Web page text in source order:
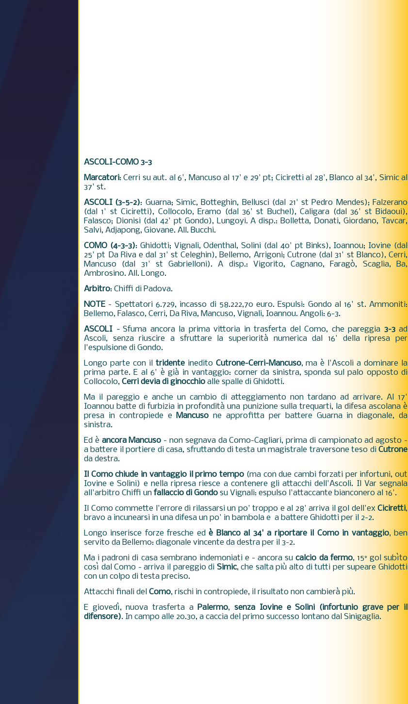
ASCOLI-COMO 3-3
Marcatori: Cerri su aut. al 6', Mancuso al 17' e 29' pt; Ciciretti al 28', Blanco al 34', Simic al
37' st.
ASCOLI (3-5-2): Guarna; Simic, Botteghin, Bellusci (dal 21' st Pedro Mendes); Falzerano
(dal 1' st Ciciretti), Collocolo, Eramo (dal 36' st Buchel), Caligara (dal 36' st Bidaoui),
Falasco; Dionisi (dal 42' pt Gondo), Lungoyi. A disp.: Bolletta, Donati, Giordano, Tavcar,
Salvi, Adjapong, Giovane. All. Bucchi.
COMO (4-3-3): Ghidotti; Vignali, Odenthal, Solini (dal 40' pt Binks), Ioannou; Iovine (dal
25' pt Da Riva e dal 31' st Celeghin), Bellemo, Arrigoni; Cutrone (dal 31' st Blanco), Cerri,
Mancuso (dal 31' st Gabrielloni). A disp.: Vigorito, Cagnano, Faragò, Scaglia, Ba,
Ambrosino. All. Longo.
Arbitro: Chiffi di Padova.
NOTE - Spettatori 6.729, incasso di 58.222,70 euro. Espulsi: Gondo al 16' st. Ammoniti:
Bellemo, Falasco, Cerri, Da Riva, Mancuso, Vignali, Ioannou. Angoli: 6-3.
ASCOLI- Sfuma ancora la prima vittoria in trasferta del Como, che pareggia 3-3ad
Ascoli, senza riuscire a sfruttare la superiorità numerica dal 16' della ripresa per
l'espulsione di Gondo.
Longo parte con il tridenteinedito Cutrone-Cerri-Mancuso, ma è l'Ascoli a dominare la
prima parte. E al 6' è già in vantaggio: corner da sinistra, sponda sul palo opposto di
Collocolo, Cerri devia di ginocchio alle spalle di Ghidotti.
Ma il pareggio e anche un cambio di atteggiamento non tardano ad arrivare. Al 17'
Ioannou batte di furbizia in profondità una punizione sulla trequarti, la difesa ascolana è
presa in contropiede eMancuso ne approfitta per battere Guarna in diagonale, da
sinistra.
Ed è ancora Mancuso - non segnava da Como-Cagliari, prima di campionato ad agosto -
a battere il portiere di casa, sfruttando di testa un magistrale traversone teso di Cutrone
da destra.
Il Como chiude in vantaggio il primo tempo (ma con due cambi forzati per infortuni, out
Iovine e Solini) e nella ripresa riesce a contenere gli attacchi dell'Ascoli. Il Var segnala
all'arbitro Chiffi un fallaccio di Gondo su Vignali: espulso l'attaccante bianconero al 16'.
Il Como commette l'errore di rilassarsi un po' troppo e al 28' arriva il gol dell'ex Ciciretti,
bravo a incunearsi in una difesa un po' in bambola e a battere Ghidotti per il 2-2.
Longo inserisce forze fresche edè Blanco al 34' a riportare il Como in vantaggio, ben
servito da Bellemo: diagonale vincente da destra per il 3-2.
Ma i padroni di casa sembrano indemoniati e - ancora sucalcio da fermo, 15° gol subìto
così dal Como - arriva il pareggio di Simic, che salta più alto di tutti per supeare Ghidotti
con un colpo di testa preciso.
Attacchi finali del Como, rischi in contropiede, il risultato non cambierà più.
E giovedì, nuova trasferta aPalermo,senza Iovine e Solini (infortunio grave per il
difensore). In campo alle 20.30, a caccia del primo successo lontano dal Sinigaglia.